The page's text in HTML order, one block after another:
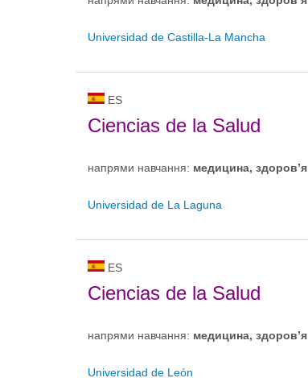
Universidad de Castilla-La Mancha
ES
Ciencias de la Salud
напрями навчання: медицина, здоров’я
Universidad de La Laguna
ES
Ciencias de la Salud
напрями навчання: медицина, здоров’я
Universidad de León